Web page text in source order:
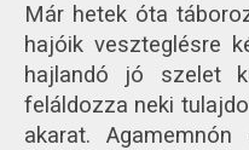
Már hetek óta
hajóik veszteglésre
hajlandó jó szelet
feláldozza neki
akarat.